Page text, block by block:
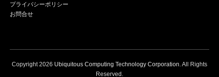
プライバシーポリシー
お問合せ
Copyright2026 Ubiquitous Computing Technology Corporation . All Rights
Reserved.